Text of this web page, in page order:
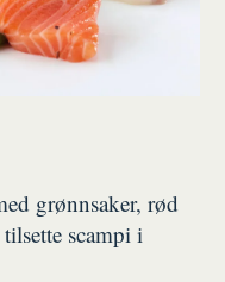
grønnsaker, rød
scampi i